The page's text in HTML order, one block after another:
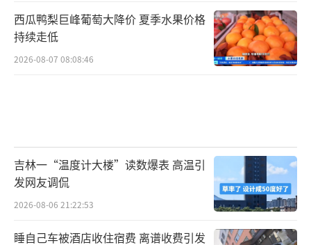
西瓜鸭梨巨峰葡萄大降价 夏季水果价格
持续走低
2026-08-07 08:08:46
吉林一“温度计大楼”读数爆表 高温引
发网友调侃
2026-08-06 21:22:53
睡自己车被酒店收住宿费 离谱收费引发